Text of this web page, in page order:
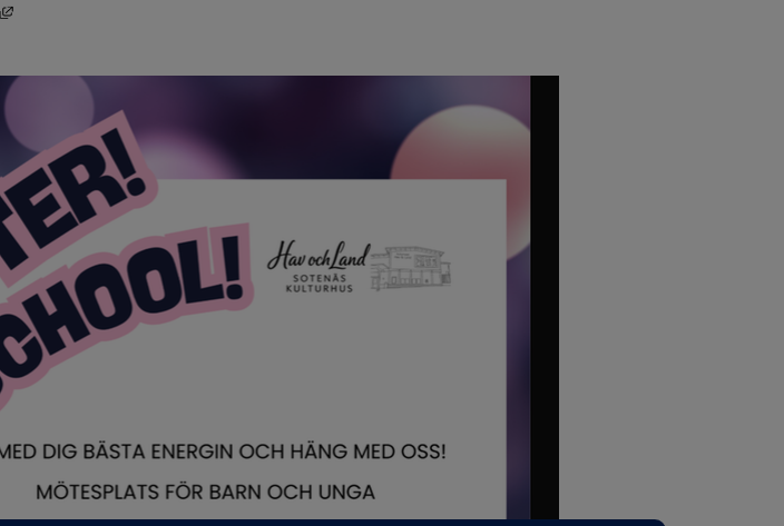
Länk till annan webbplats, öppnas i nytt fönster.